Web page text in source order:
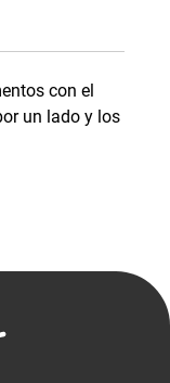
con el
un lado y los